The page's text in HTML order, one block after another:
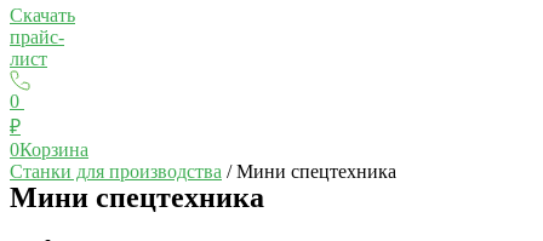
Скачать
прайс-
лист
0
₽
0Корзина
Станки для производства / Мини спецтехника
Мини спецтехника